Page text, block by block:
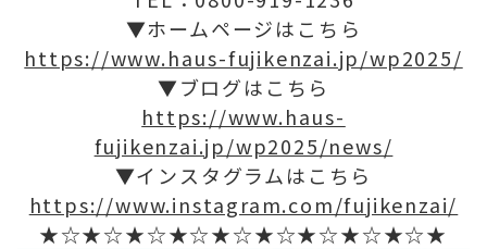
▼ホームページはこちら
https://www.haus-fujikenzai.jp/wp2025/
▼ブログはこちら
https://www.haus-
fujikenzai.jp/wp2025/news/
▼インスタグラムはこちら
https://www.instagram.com/fujikenzai/
★☆★☆★☆★☆★☆★☆★☆★☆★☆★